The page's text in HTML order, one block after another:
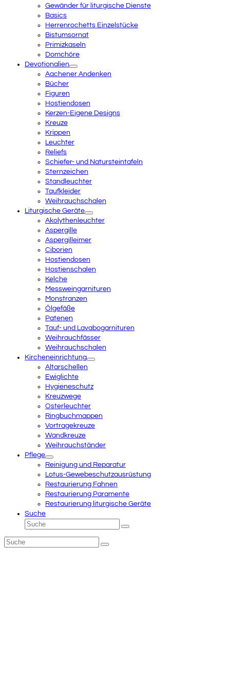
Gewänder für liturgische Dienste
Basics
Herrenrochetts Einzelstücke
Bistumsornat
Primizkaseln
Domchöre
Devotionalien
Aachener Andenken
Bücher
Figuren
Hostiendosen
Kerzen-Eigene Designs
Kreuze
Krippen
Leuchter
Reliefs
Schiefer- und Natursteintafeln
Sternzeichen
Standleuchter
Taufkleider
Weihrauchschalen
Liturgische Geräte
Akolythenleuchter
Aspergille
Aspergilleimer
Ciborien
Hostiendosen
Hostienschalen
Kelche
Messweingarnituren
Monstranzen
Ölgefäße
Patenen
Tauf- und Lavabogarnituren
Weihrauchfässer
Weihrauchschalen
Kircheneinrichtung
Altarschellen
Ewiglichte
Hygieneschutz
Kreuzwege
Osterleuchter
Ringbuchmappen
Vortragekreuze
Wandkreuze
Weihrauchständer
Pflege
Reinigung und Reparatur
Lotus-Gewebeschutzausrüstung
Restaurierung Fahnen
Restaurierung Paramente
Restaurierung liturgische Geräte
Suche
Suche
Senden
Suche
Senden